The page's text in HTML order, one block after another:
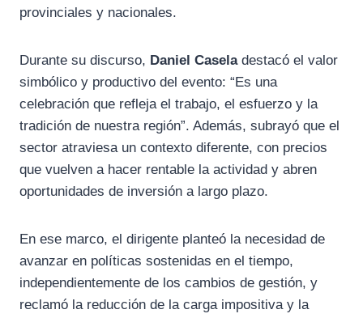
provinciales y nacionales.
Durante su discurso, Daniel Caseladestacó el valor
simbólico y productivo del evento: “Es una
celebración que refleja el trabajo, el esfuerzo y la
tradición de nuestra región”. Además, subrayó que el
sector atraviesa un contexto diferente, con precios
que vuelven a hacer rentable la actividad y abren
oportunidades de inversión a largo plazo.
En ese marco, el dirigente planteó la necesidad de
avanzar en políticas sostenidas en el tiempo,
independientemente de los cambios de gestión, y
reclamó la reducción de la carga impositiva y la